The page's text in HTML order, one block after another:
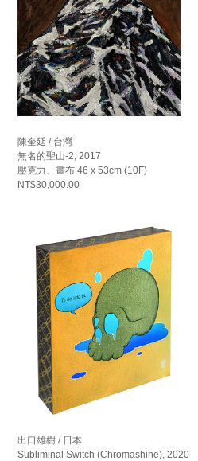
陳奎延 / 台灣
無名的聖山-2, 2017
壓克力、畫布 46 x 53cm (10F)
NT$30,000.00
出口雄樹 / 日本
Subliminal Switch (Chromashine), 2020